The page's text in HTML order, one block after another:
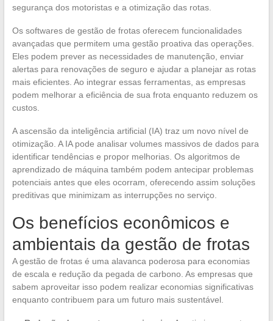
segurança dos motoristas e a otimização das rotas.
Os softwares de gestão de frotas oferecem funcionalidades
avançadas que permitem uma gestão proativa das operações.
Eles podem prever as necessidades de manutenção, enviar
alertas para renovações de seguro e ajudar a planejar as rotas
mais eficientes. Ao integrar essas ferramentas, as empresas
podem melhorar a eficiência de sua frota enquanto reduzem os
custos.
A ascensão da inteligência artificial (IA) traz um novo nível de
otimização. A IA pode analisar volumes massivos de dados para
identificar tendências e propor melhorias. Os algoritmos de
aprendizado de máquina também podem antecipar problemas
potenciais antes que eles ocorram, oferecendo assim soluções
preditivas que minimizam as interrupções no serviço.
Os benefícios econômicos e
ambientais da gestão de frotas
A gestão de frotas é uma alavanca poderosa para economias
de escala e redução da pegada de carbono. As empresas que
sabem aproveitar isso podem realizar economias significativas
enquanto contribuem para um futuro mais sustentável.